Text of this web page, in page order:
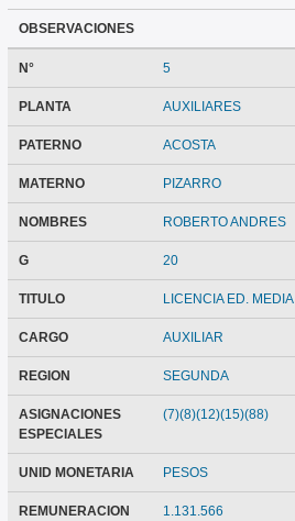
OBSERVACIONES
N° 5
PLANTA AUXILIARES
PATERNO ACOSTA
MATERNO PIZARRO
NOMBRES ROBERTO ANDRES
G 20
TITULO LICENCIA ED. MEDIA
CARGO AUXILIAR
REGION SEGUNDA
ASIGNACIONES
ESPECIALES
(7)(8)(12)(15)(88)
UNID MONETARIA PESOS
REMUNERACION
1.131.566